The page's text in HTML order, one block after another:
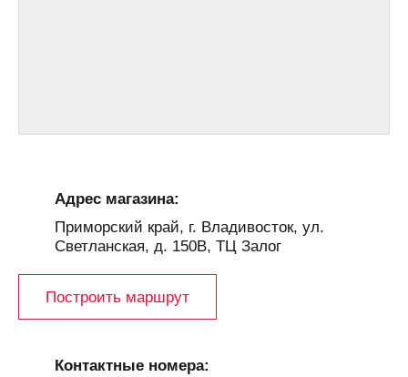
Адрес магазина:
Приморский край, г. Владивосток, ул.
Светланская, д. 150В, ТЦ Залог
Построить маршрут
Контактные номера: